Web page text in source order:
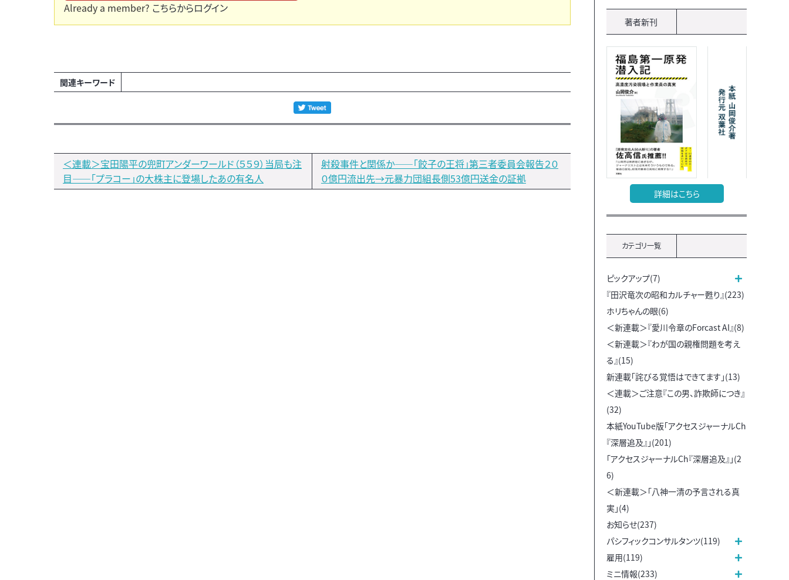
Already a member? こちらからログイン
関連キーワード
＜連載＞宝田陽平の兜町アンダーワールド（５５９）当局も注
目――「プラコー」の大株主に登場したあの有名人
射殺事件と関係か――「餃子の王将」第三者委員会報告２０
０億円流出先→元暴力団組長側53億円送金の証拠
著者新刊
詳細はこちら
カテゴリ一覧
ピックアップ(7)
『田沢竜次の昭和カルチャー甦り』(223)
ホリちゃんの眼(6)
＜新連載＞『愛川令章のForcast AI』(8)
＜新連載＞『わが国の親権問題を考え
る』(15)
新連載「詫びる覚悟はできてます」(13)
＜連載＞ご注意『この男、詐欺師につき』
(32)
本紙YouTube版「アクセスジャーナルCh
『深層追及』」(201)
「アクセスジャーナルCh『深層追及』」(2
6)
＜新連載＞「八神一清の予言される真
実」(4)
お知らせ(237)
パシフィックコンサルタンツ(119)
雇用(119)
ミニ情報(233)